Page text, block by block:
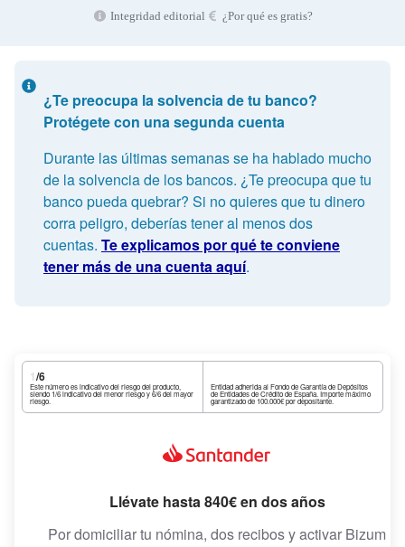
Integridad editorial ¿Por qué es gratis?
¿Te preocupa la solvencia de tu banco?
Protégete con una segunda cuenta
Durante las últimas semanas se ha hablado mucho
de la solvencia de los bancos. ¿Te preocupa que tu
banco pueda quebrar? Si no quieres que tu dinero
corra peligro, deberías tener al menos dos
cuentas. Te explicamos por qué te conviene
tener más de una cuenta aquí.
1/6
Este número es indicativo del riesgo del producto,
siendo 1/6 indicativo del menor riesgo y 6/6 del mayor
riesgo.
Entidad adherida al Fondo de Garantía de Depósitos
de Entidades de Crédito de España. Importe máximo
garantizado de 100.000€ por depositante.
Llévate hasta 840€ en dos años
Por domiciliar tu nómina, dos recibos y activar Bizum